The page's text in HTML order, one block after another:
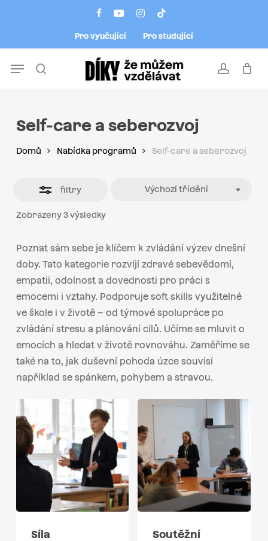
facebookyoutubeinstagram
tiktok
Pro vyučující Pro studující
account
Menu
Self-care a seberozvoj
Domů Nabídka programů Self-care a seberozvoj
filtry
Zobrazeny 3 výsledky
Výchozí třídění
Poznat sám sebe je klíčem k zvládání výzev dnešní
doby. Tato kategorie rozvíjí zdravé sebevědomí,
empatii, odolnost a dovednosti pro práci s
emocemi i vztahy. Podporuje soft skills využitelné
ve škole i v životě – od týmové spolupráce po
zvládání stresu a plánování cílů. Učíme se mluvit o
emocích a hledat v životě rovnováhu. Zaměříme se
také na to, jak duševní pohoda úzce souvisí
například se spánkem, pohybem a stravou.
Síla
Soutěžní